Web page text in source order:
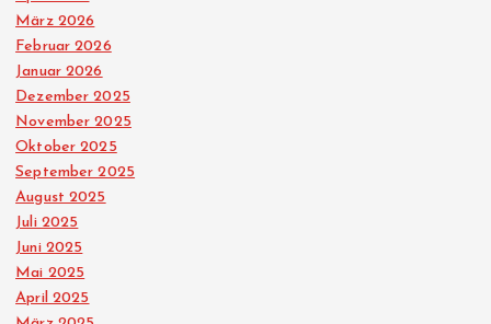
März 2026
Februar 2026
Januar 2026
Dezember 2025
November 2025
Oktober 2025
September 2025
August 2025
Juli 2025
Juni 2025
Mai 2025
April 2025